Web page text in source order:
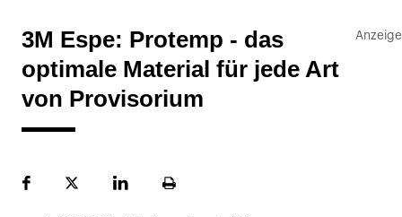
3M Espe: Protemp - das
optimale Material für jede Art
von Provisorium
FacebookPlattformLinekdInSeite